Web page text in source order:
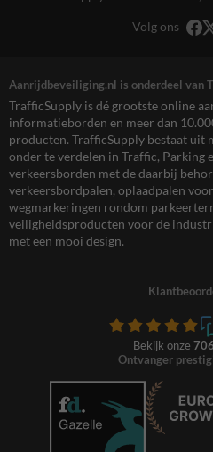
Volg ons
Aanrijdbeveiliging.nl is onderdeel van
TrafficSupply is dé grootste online
informatieborden en meer dan
producten. TrafficSupply bestaat uit
onder te verdelen in Traffic, Parking
verkeersborden met de daarbij
verkeersbordpalen, oplaadpalen
wegmarkeringen rondom
veiligheidsproducten voor de
met een mooi design.
Bekijk onze
Ontvanger